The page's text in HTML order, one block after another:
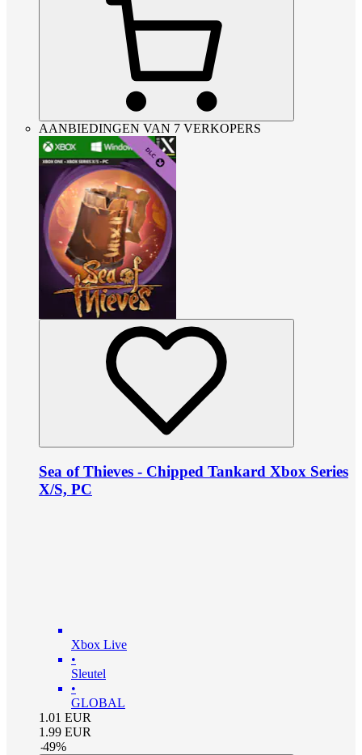
AANBIEDINGEN VAN 7 VERKOPERS
Sea of Thieves - Chipped Tankard Xbox Series
X/S, PC
Xbox Live
•
Sleutel
•
GLOBAL
1.01 EUR
1.99 EUR
-49%